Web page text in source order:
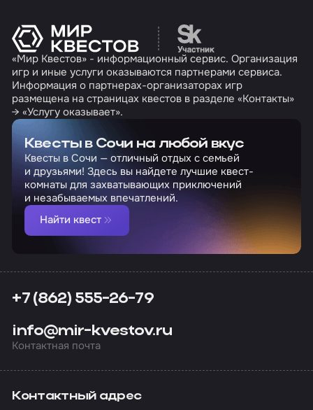
Перейти на сайт
«Мир Квестов» - информационный сервис. Организация
игр и иные услуги оказываются партнерами сервиса.
Информация о партнерах-организаторах игр
размещена на страницах квестов в разделе «Контакты»
→ «Услугу оказывает».
Квесты в Сочи на любой вкус
Квесты в Сочи — отличный отдых с семьей
и друзьями! Здесь вы найдете лучшие квест-
комнаты для захватывающих приключений
и незабываемых впечатлений.
Найти квест
+7 (862) 555-26-79
info@mir-kvestov.ru
Контактная почта
Контактный адрес